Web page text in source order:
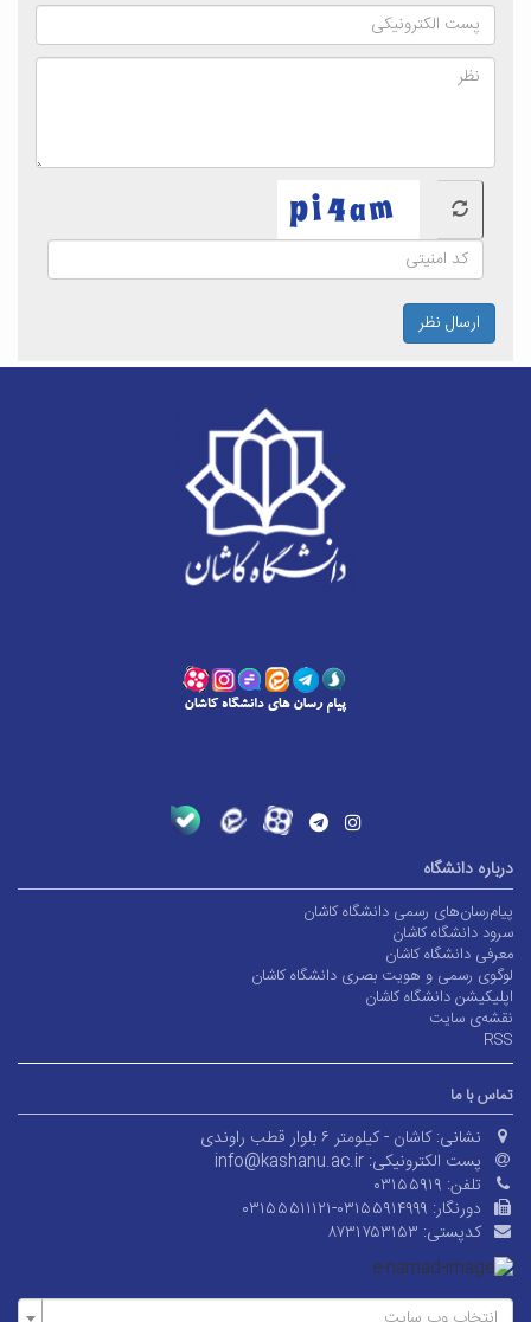
ارسال نظر
درباره دانشگاه
پیام‌رسان‌های رسمی دانشگاه کاشان
سرود دانشگاه کاشان
معرفی دانشگاه کاشان
لوگوی رسمی و هویت بصری دانشگاه کاشان
اپلیکیشن دانشگاه کاشان
نقشه‌ی سایت
RSS
تماس با ما
نشانی: کاشان - کیلومتر ۶ بلوار قطب راوندی
پست الکترونیکی: info@kashanu.ac.ir
تلفن: ۰۳۱۵۵۹۱۹
دورنگار: ۰۳۱۵۵۵۱۱۱۲۱-۰۳۱۵۵۹۱۴۹۹۹
کدپستی: ۸۷۳۱۷۵۳۱۵۳